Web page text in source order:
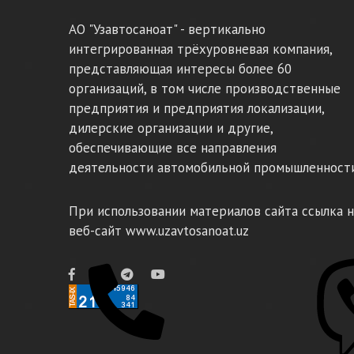
АО "Узавтосаноат" - вертикально
интегрированная трёхуровневая компания,
представляющая интересы более 60
организаций, в том числе производственные
предприятия и предприятия локализации,
дилерские организации и другие,
обеспечивающие все направления
деятельности автомобильной
При использовании материалов сайта ссылка
веб-сайт www.uzavtosanoat.uz